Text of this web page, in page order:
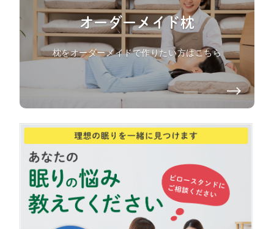
オーダーメイド枕
枕をオーダーメイドで作りたい方はこちら